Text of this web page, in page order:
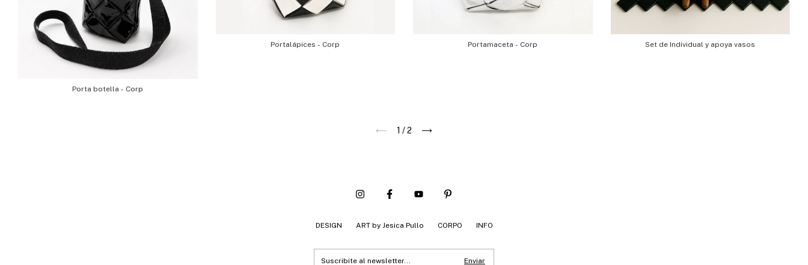
Porta botella - Corp
Portalápices - Corp Portamaceta - Corp Set de Individual y apoya vasos
1 / 2
DESIGN ART by Jesica Pullo CORPO INFO